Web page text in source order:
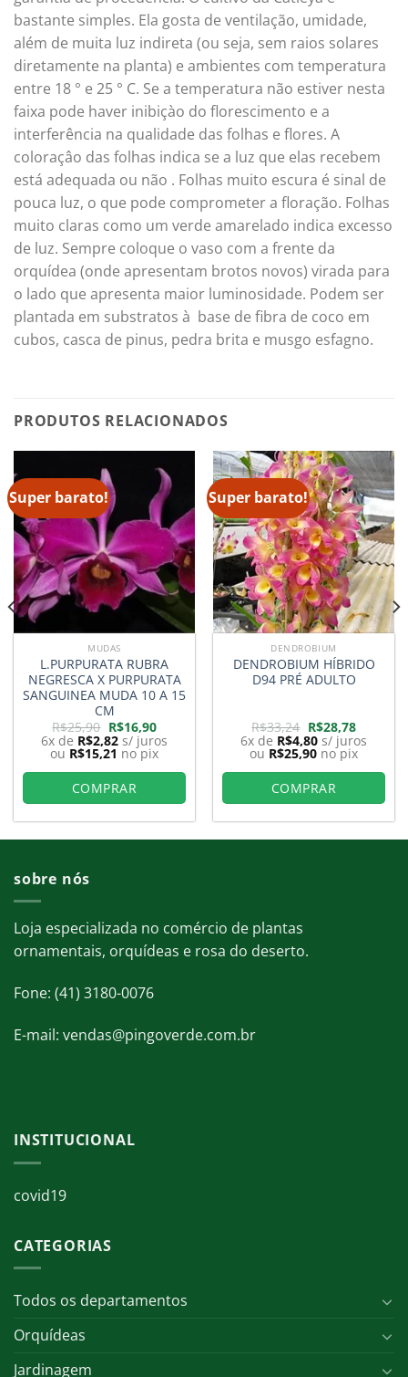
bastante simples. Ela gosta de ventilação, umidade,
além de muita luz indireta (ou seja, sem raios solares
diretamente na planta) e ambientes com temperatura
entre 18 ° e 25 ° C. Se a temperatura não estiver nesta
faixa pode haver inibiçào do florescimento e a
interferência na qualidade das folhas e flores. A
coloraçâo das folhas indica se a luz que elas recebem
está adequada ou não . Folhas muito escura é sinal de
pouca luz, o que pode comprometer a floração. Folhas
muito claras como um verde amarelado indica excesso
de luz. Sempre coloque o vaso com a frente da
orquídea (onde apresentam brotos novos) virada para
o lado que apresenta maior luminosidade. Podem ser
plantada em substratos à base de fibra de coco em
cubos, casca de pinus, pedra brita e musgo esfagno.
PRODUTOS RELACIONADOS
Super barato!
MUDAS
L.PURPURATA RUBRA
NEGRESCA X PURPURATA
SANGUINEA MUDA 10 A 15
CM
R$25,90 O
preço
original
era:
R$25,90.
R$16,90O
preço
atual
é:
R$16,90.
6x de R$2,82 s/ juros
ou R$15,21 no pix
COMPRAR
Super barato!
DENDROBIUM
DENDROBIUM HÍBRIDO
D94 PRÉ ADULTO
R$33,24 O
preço
original
era:
R$33,24.
R$28,78O
preço
atual
é:
R$28,78.
6x de R$4,80 s/ juros
ou R$25,90 no pix
COMPRAR
sobre nós
Loja especializada no comércio de plantas
ornamentais, orquídeas e rosa do deserto.
Fone: (41) 3180-0076
E-mail: vendas@pingoverde.com.br
INSTITUCIONAL
covid19
CATEGORIAS
Todos os departamentos
Orquídeas
Jardinagem